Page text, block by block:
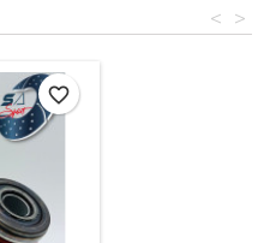
>
<
favorite_border